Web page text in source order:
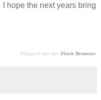
hope the next years bring
Blogged with the Flock Browser